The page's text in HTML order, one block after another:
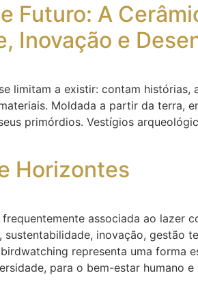
Futuro: A
Inovação e
limitam a existir: contam
Moldada a partir da terra,
primórdios. Vestígios
Horizontes
associada ao lazer
sustentabilidade, inovação, gestão
representa uma forma
para o bem-estar humano